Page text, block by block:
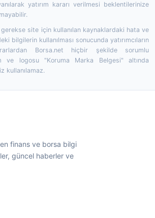
yatırım kararı verilmesi beklentilerinize
site için kullanılan kaynaklardaki hata ve
bilgilerin kullanılması sonucunda yatırımcıların
Borsa.net hiçbir şekilde sorumlu
ve logosu "Koruma Marka Belgesi" altında
kullanılamaz.
finans ve borsa bilgi
güncel haberler ve